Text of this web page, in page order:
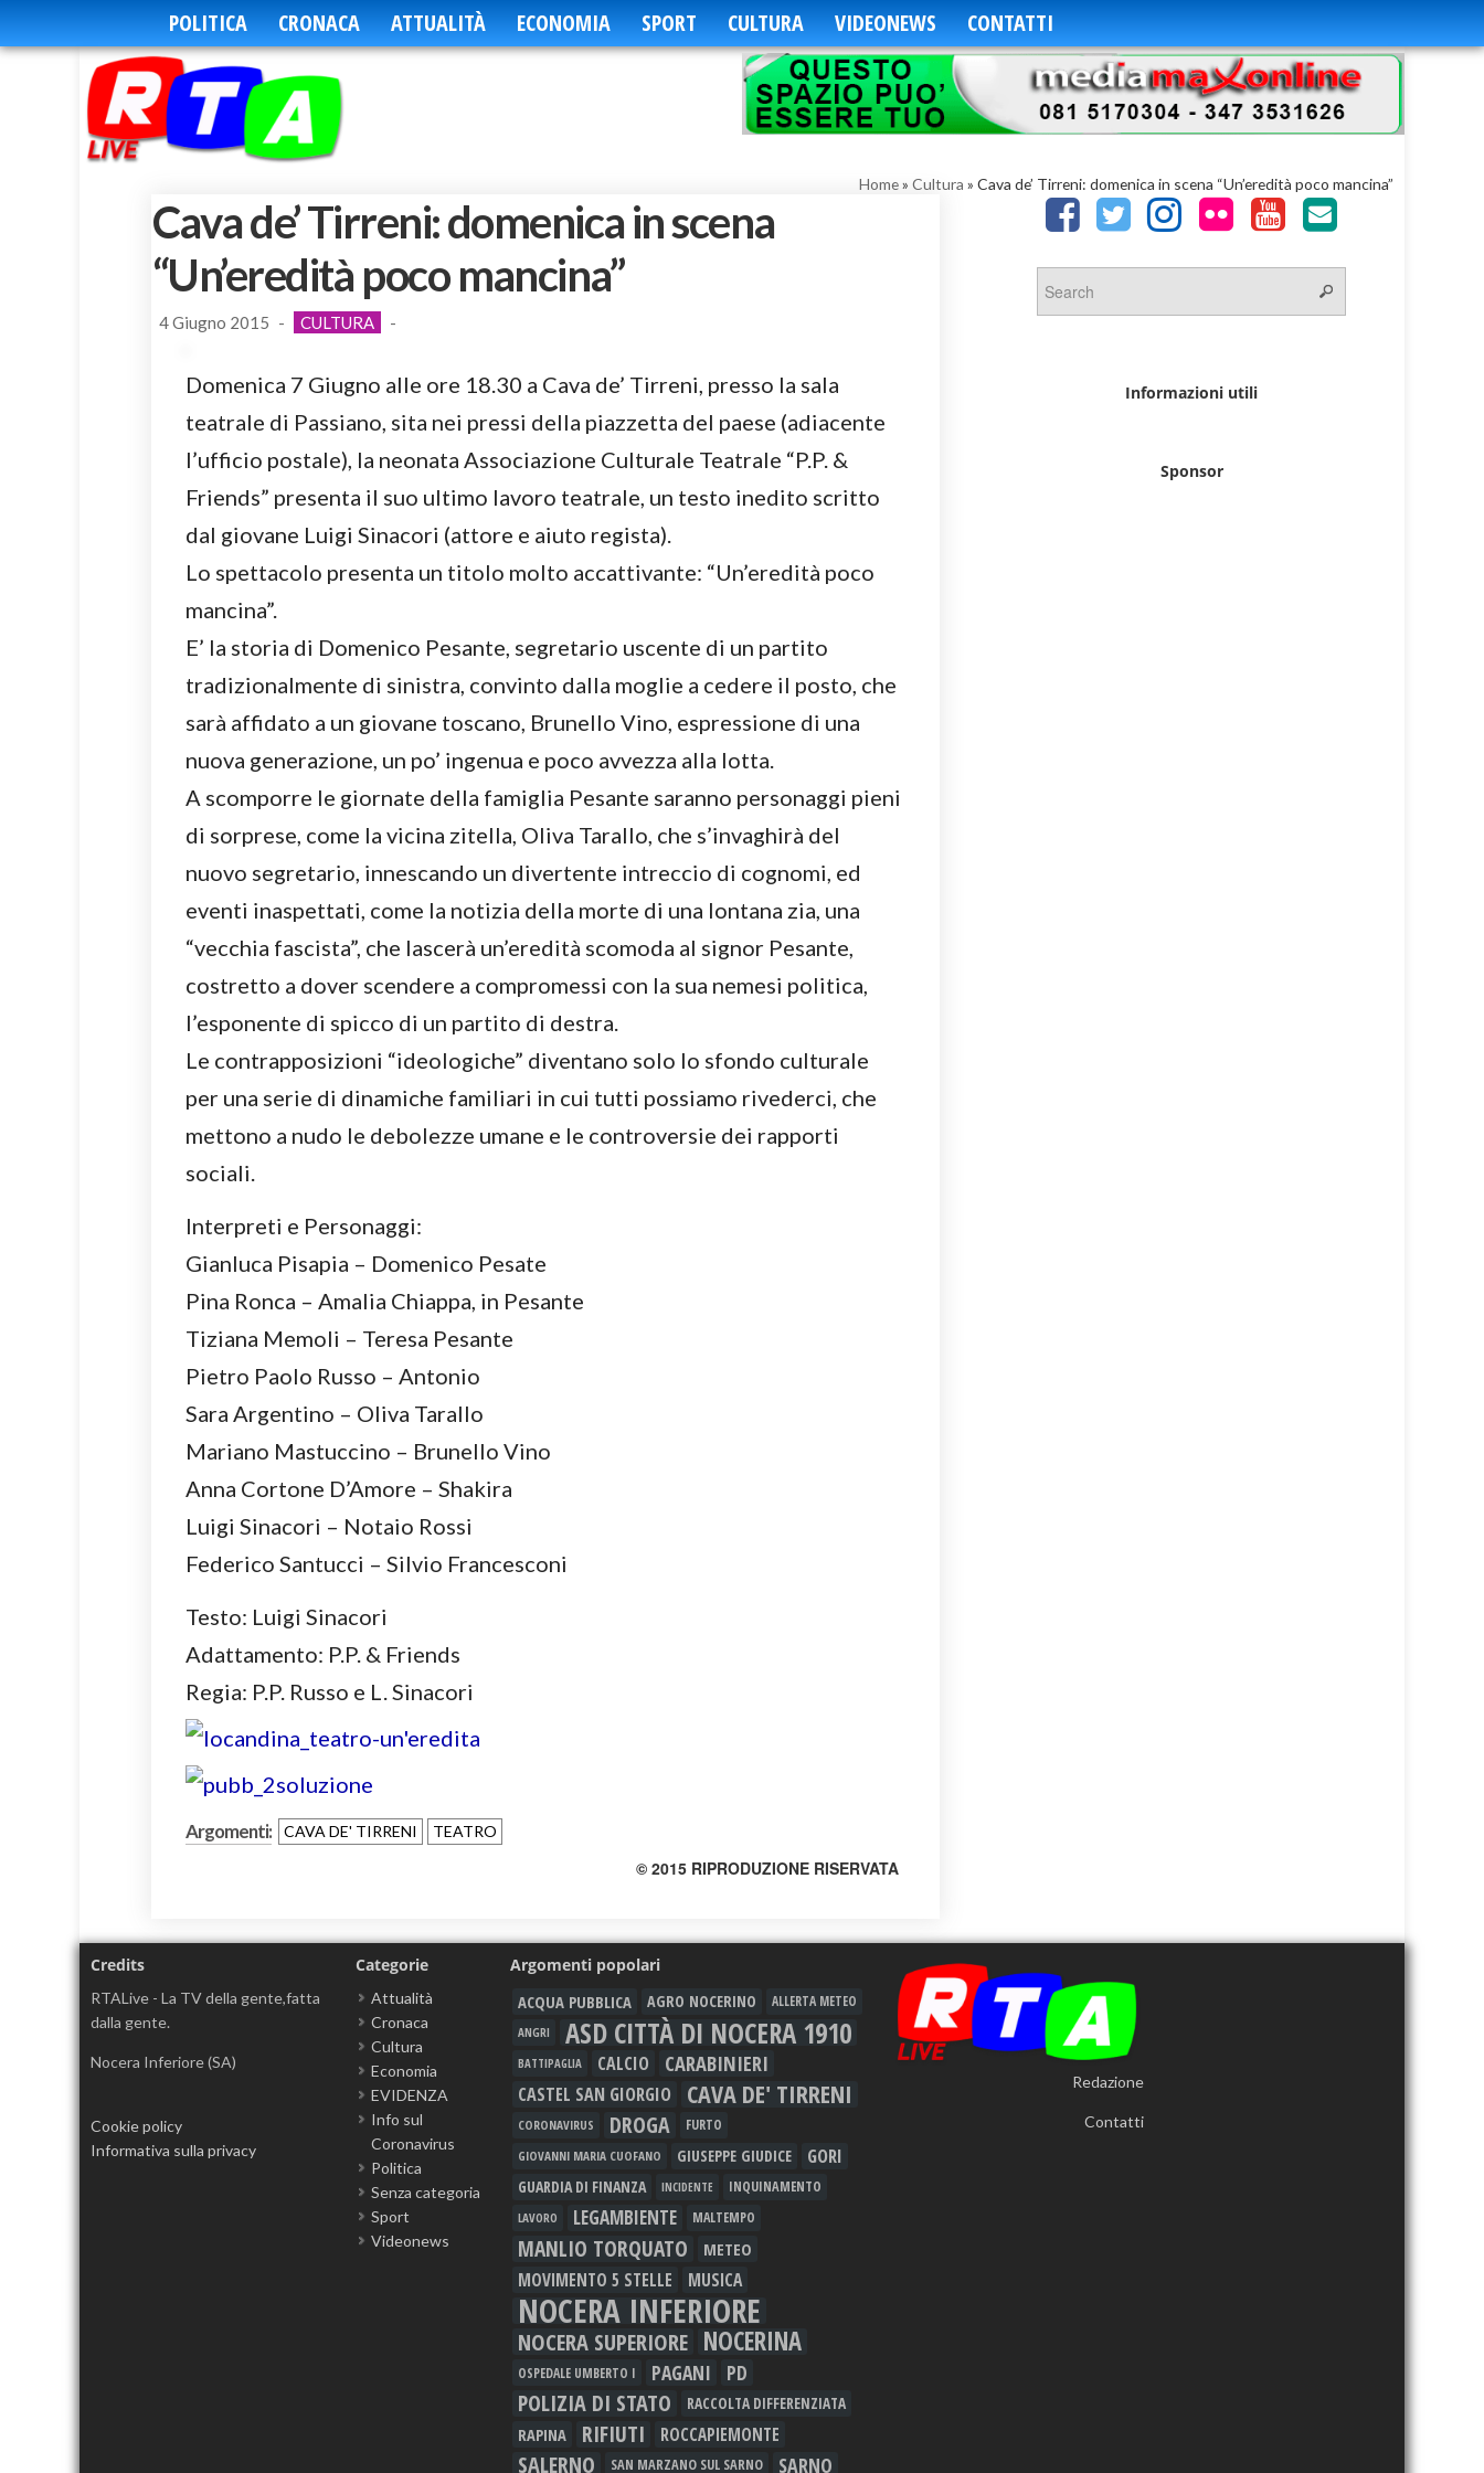
POLITICA CRONACA ATTUALITÀ ECONOMIA SPORT CULTURA VIDEONEWS CONTATTI
Home» Cultura » Cava de’ Tirreni: domenica in scena “Un’eredità poco mancina”
Cava de’ Tirreni: domenica in scena
“Un’eredità poco mancina”
4 Giugno 2015 - CULTURA -
Domenica 7 Giugno alle ore 18.30 a Cava de’ Tirreni, presso la sala
teatrale di Passiano, sita nei pressi della piazzetta del paese (adiacente
l’ufficio postale), la neonata Associazione Culturale Teatrale “P.P. &
Friends” presenta il suo ultimo lavoro teatrale, un testo inedito scritto
dal giovane Luigi Sinacori (attore e aiuto regista).
Lo spettacolo presenta un titolo molto accattivante: “Un’eredità poco
mancina”.
E’ la storia di Domenico Pesante, segretario uscente di un partito
tradizionalmente di sinistra, convinto dalla moglie a cedere il posto, che
sarà affidato a un giovane toscano, Brunello Vino, espressione di una
nuova generazione, un po’ ingenua e poco avvezza alla lotta.
A scomporre le giornate della famiglia Pesante saranno personaggi pieni
di sorprese, come la vicina zitella, Oliva Tarallo, che s’invaghirà del
nuovo segretario, innescando un divertente intreccio di cognomi, ed
eventi inaspettati, come la notizia della morte di una lontana zia, una
“vecchia fascista”, che lascerà un’eredità scomoda al signor Pesante,
costretto a dover scendere a compromessi con la sua nemesi politica,
l’esponente di spicco di un partito di destra.
Le contrapposizioni “ideologiche” diventano solo lo sfondo culturale
per una serie di dinamiche familiari in cui tutti possiamo rivederci, che
mettono a nudo le debolezze umane e le controversie dei rapporti
sociali.
Interpreti e Personaggi:
Gianluca Pisapia – Domenico Pesate
Pina Ronca – Amalia Chiappa, in Pesante
Tiziana Memoli – Teresa Pesante
Pietro Paolo Russo – Antonio
Sara Argentino – Oliva Tarallo
Mariano Mastuccino – Brunello Vino
Anna Cortone D’Amore – Shakira
Luigi Sinacori – Notaio Rossi
Federico Santucci – Silvio Francesconi
Testo: Luigi Sinacori
Adattamento: P.P. & Friends
Regia: P.P. Russo e L. Sinacori
Argomenti: CAVA DE' TIRRENI TEATRO
© 2015 RIPRODUZIONE RISERVATA
Informazioni utili
Sponsor
Credits
RTALive - La TV della gente,fatta
dalla gente.
Nocera Inferiore (SA)
Cookie policy
Informativa sulla privacy
Categorie
Attualità
Cronaca
Cultura
Economia
EVIDENZA
Info sul
Coronavirus
Politica
Senza categoria
Sport
Videonews
Argomenti popolari
ACQUA PUBBLICA AGRO NOCERINO
ALLERTA METEO
ANGRI
ASD CITTÀ DI NOCERA 1910
BATTIPAGLIA CALCIO CARABINIERI
CASTEL SAN GIORGIO CAVA DE' TIRRENI
CORONAVIRUS DROGA FURTO
GIOVANNI MARIA CUOFANO GIUSEPPE GIUDICE GORI
GUARDIA DI FINANZA INCIDENTE INQUINAMENTO
LAVORO LEGAMBIENTE MALTEMPO
MANLIO TORQUATO METEO
MOVIMENTO 5 STELLE MUSICA
NOCERA INFERIORE
NOCERA SUPERIORE NOCERINA
OSPEDALE UMBERTO I PAGANI PD
POLIZIA DI STATO RACCOLTA DIFFERENZIATA
RAPINA RIFIUTI ROCCAPIEMONTE
SALERNO SAN MARZANO SUL SARNO SARNO
Redazione
Contatti